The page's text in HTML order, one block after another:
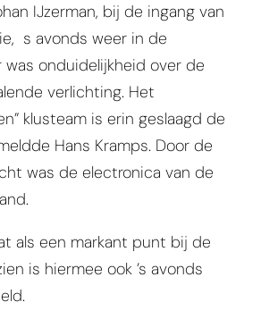
IJzerman, bij de ingang van
s avonds weer in de
was onduidelijkheid over de
verlichting. Het
klusteam is erin geslaagd de
Hans Kramps. Door de
was de electronica van de
als een markant punt bij de
is hiermee ook ’s avonds